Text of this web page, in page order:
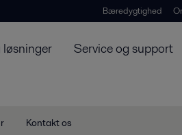
Bæredygtighed
Service og support
Kontakt os